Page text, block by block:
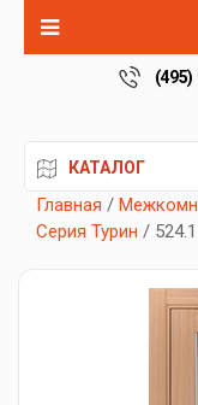
(495)
КАТАЛОГ
Главная /
Серия Турин /